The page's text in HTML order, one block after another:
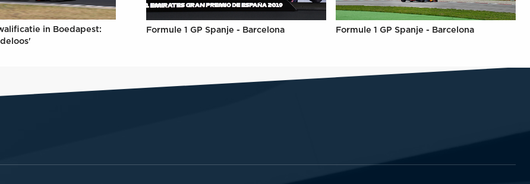
in Boedapest:
Formule 1 GP Spanje - Barcelona Formule 1 GP Spanje - Barcelona